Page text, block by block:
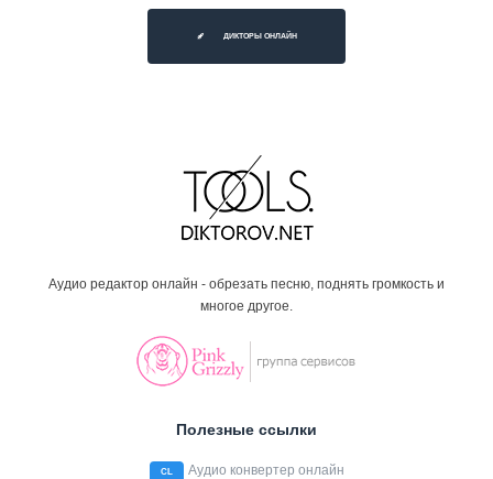
ДИКТОРЫ ОНЛАЙН
Аудио редактор онлайн - обрезать песню, поднять громкость и
многое другое.
Полезные ссылки
CL Аудио конвертер онлайн